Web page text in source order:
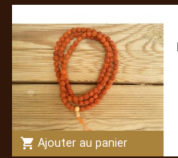
shopping_cart Ajouter au panier